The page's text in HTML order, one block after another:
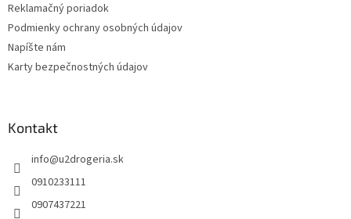
Reklamačný poriadok
Podmienky ochrany osobných údajov
Napíšte nám
Karty bezpečnostných údajov
Kontakt
info@u2drogeria.sk
0910233111
0907437221